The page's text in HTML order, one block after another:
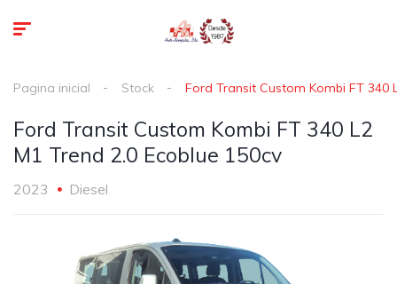
Pagina inicial Stock Ford Transit Custom Kombi FT 340
Ford Transit Custom Kombi FT 340 L2
M1 Trend 2.0 Ecoblue 150cv
2023 Diesel